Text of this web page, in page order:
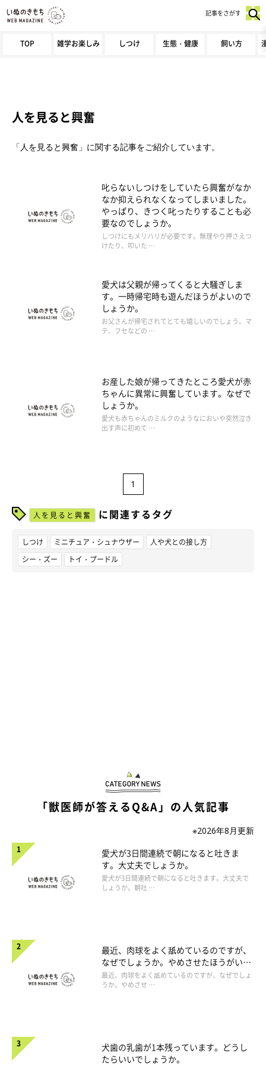
TOP 雑学お楽しみ しつけ 生態・健康 飼い方
記事をさがす
人を見ると興奮
「人を見ると興奮」に関する記事をご紹介しています。
叱らないしつけをしていたら興奮がなか
なか抑えられなくなってしまいました。
やっぱり、きつく叱ったりすることも必
要なのでしょうか。
しつけにもメリハリが必要です。無理やり押さえつ
けたり、叩いた …
愛犬は父親が帰ってくると大騒ぎしま
す。一時帰宅時も遊んだほうがよいので
しょうか。
お父さんが帰宅されてとても嬉しいのでしょう。マ
テ、フセなどの …
お産した娘が帰ってきたところ愛犬が赤
ちゃんに異常に興奮しています。なぜで
しょうか。
愛犬も赤ちゃんのミルクのようなにおいや突然泣き
出す声に初めて …
1
人を見ると興奮 に関連するタグ
しつけ ミニチュア・シュナウザー
人や犬との接し方
シー・ズー
トイ・プードル
「獣医師が答えるQ&A」の人気記事
※2026年8月更新
愛犬が3日間連続で朝になると吐きま
す。大丈夫でしょうか。
愛犬が3日間連続で朝になると吐きます。大丈夫で
しょうか。朝吐 …
最近、肉球をよく舐めているのですが、
なぜでしょうか。やめさせたほうがいい
のでしょうか。
最近、肉球をよく舐めているのですが、なぜでしょ
うか。やめさせ …
犬歯の乳歯が1本残っています。どうし
たらいいでしょうか。